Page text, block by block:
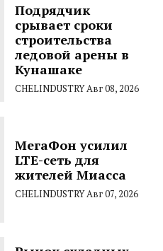
Подрядчик
срывает сроки
строительства
ледовой арены в
Кунашаке
CHELINDUSTRYАвг 08, 2026
МегаФон усилил
LTE-сеть для
жителей Миасса
CHELINDUSTRYАвг 07, 2026